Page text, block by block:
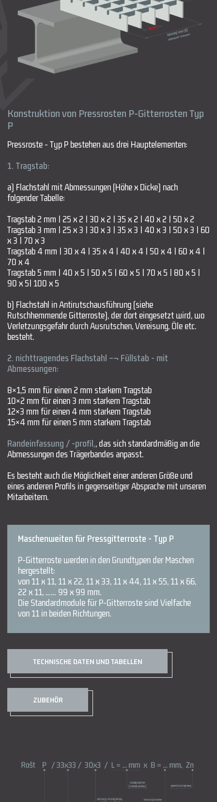
Konstruktion von Pressrosten P-Gitterrosten Typ
P
Pressroste - Typ P bestehen aus drei Hauptelementen:
1. Tragstab:
a) Flachstahl mit Abmessungen (Höhe x Dicke) nach
folgender Tabelle:
Tragstab 2 mm | 25 x 2 | 30 x 2 | 35 x 2 | 40 x 2 | 50 x 2
Tragstab 3 mm | 25 x 3 | 30 x 3 | 35 x 3 | 40 x 3 | 50 x 3 | 60
x 3 | 70 x 3
Tragstab 4 mm | 30 x 4 | 35 x 4 | 40 x 4 | 50 x 4 | 60 x 4 |
70 x 4
Tragstab 5 mm | 40 x 5 | 50 x 5 | 60 x 5 | 70 x 5 | 80 x 5 |
90 x 5| 100 x 5
b) Flachstahl in Antirutschausführung (siehe
Rutschhemmende Gitterroste), der dort eingesetzt wird, wo
Verletzungsgefahr durch Ausrutschen, Vereisung, Öle etc.
besteht.
2. nichttragendes Flachstahl –¬ Füllstab - mit
Abmessungen:
8×1,5 mm für einen 2 mm starkem Tragstab
10×2 mm für einen 3 mm starkem Tragstab
12×3 mm für einen 4 mm starkem Tragstab
15×4 mm für einen 5 mm starkem Tragstab
Randeinfassung / -profil,, das sich standardmäßig an die
Abmessungen des Trägerbandes anpasst.
Es besteht auch die Möglichkeit einer anderen Größe und
eines anderen Profils in gegenseitiger Absprache mit unseren
Mitarbeitern.
Maschenweiten für Pressgitterroste - Typ P
P-Gitterroste werden in den Grundtypen der Maschen
hergestellt:
von 11 x 11, 11 x 22, 11 x 33, 11 x 44, 11 x 55, 11 x 66,
22 x 11, …… 99 x 99 mm.
Die Standardmodule für P-Gitterroste sind Vielfache
von 11 in beiden Richtungen.
TECHNISCHE DATEN UND TABELLEN
ZUBEHÖR